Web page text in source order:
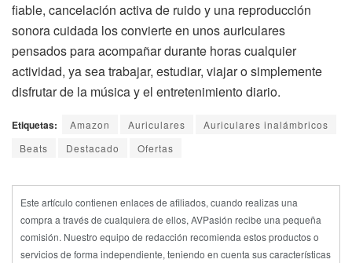
fiable, cancelación activa de ruido y una reproducción
sonora cuidada los convierte en unos auriculares
pensados para acompañar durante horas cualquier
actividad, ya sea trabajar, estudiar, viajar o simplemente
disfrutar de la música y el entretenimiento diario.
Etiquetas: Amazon Auriculares
Auriculares inalámbricos
Beats
Destacado Ofertas
Este artículo contienen enlaces de afiliados, cuando realizas una
compra a través de cualquiera de ellos, AVPasión recibe una pequeña
comisión. Nuestro equipo de redacción recomienda estos productos o
servicios de forma independiente, teniendo en cuenta sus características